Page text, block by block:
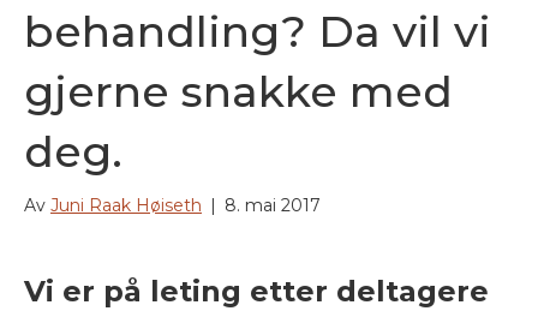
behandling? Da vil vi
gjerne snakke med
deg.
Av Juni Raak Høiseth | 8. mai 2017
Vi er på leting etter deltagere